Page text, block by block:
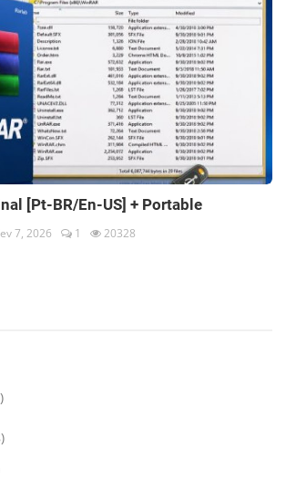
[Pt-BR/En-US] + Portable
7, 2026 1 20328